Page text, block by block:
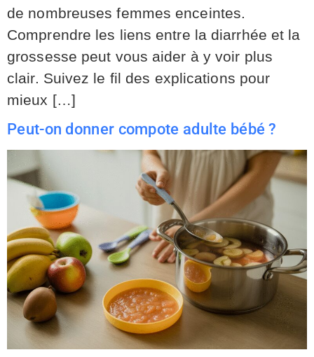
de nombreuses femmes enceintes.
Comprendre les liens entre la diarrhée et la
grossesse peut vous aider à y voir plus
clair. Suivez le fil des explications pour
mieux […]
Peut-on donner compote adulte bébé ?